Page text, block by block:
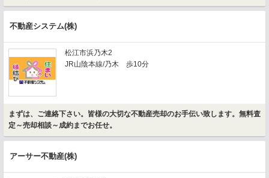
不動産システム(株)
松江市浜乃木2
JR山陰本線/乃木 歩10分
まずは、ご連絡下さい。皆様の大切な不動産売却のお手伝い致します。無料査
定～売却相談～成約までお任せ。
アーサー不動産(株)